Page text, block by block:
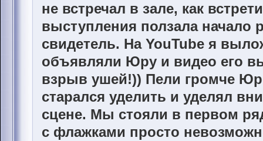
не встречал в зале, как
выступления ползала начало
свидетель. На YouTube я
объявляли Юру и видео его
взрыв ушей!)) Пели громче
старался уделить и уделял
сцене. Мы стояли в первом
с флажками просто